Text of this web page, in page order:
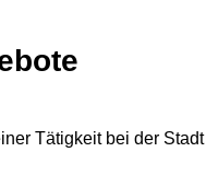
Tätigkeit bei der